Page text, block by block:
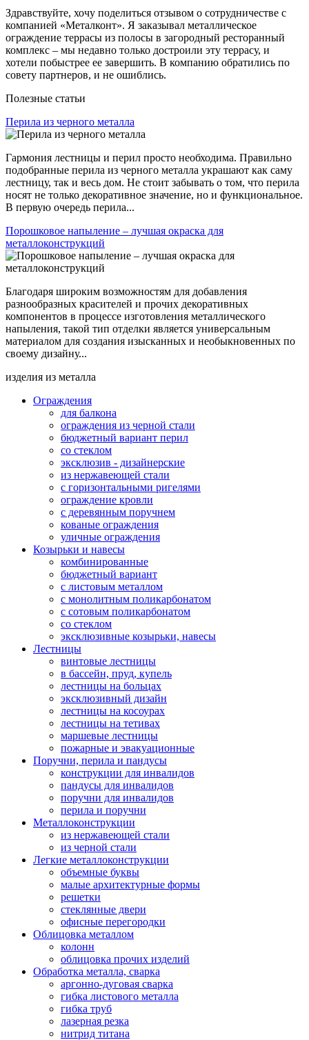
Здравствуйте, хочу поделиться отзывом о сотрудничестве с
компанией «Металконт». Я заказывал металлическое
ограждение террасы из полосы в загородный ресторанный
комплекс – мы недавно только достроили эту террасу, и
хотели побыстрее ее завершить. В компанию обратились по
совету партнеров, и не ошиблись.
Полезные статьи
Перила из черного металла
Гармония лестницы и перил просто необходима. Правильно
подобранные перила из черного металла украшают как саму
лестницу, так и весь дом. Не стоит забывать о том, что перила
носят не только декоративное значение, но и функциональное.
В первую очередь перила...
Порошковое напыление – лучшая окраска для
металлоконструкций
Благодаря широким возможностям для добавления
разнообразных красителей и прочих декоративных
компонентов в процессе изготовления металлического
напыления, такой тип отделки является универсальным
материалом для создания изысканных и необыкновенных по
своему дизайну...
изделия из металла
Ограждения
для балкона
ограждения из черной стали
бюджетный вариант перил
со стеклом
эксклюзив - дизайнерские
из нержавеющей стали
с горизонтальными ригелями
ограждение кровли
с деревянным поручнем
кованые ограждения
уличные ограждения
Козырьки и навесы
комбинированные
бюджетный вариант
с листовым металлом
с монолитным поликарбонатом
с сотовым поликарбонатом
со стеклом
эксклюзивные козырьки, навесы
Лестницы
винтовые лестницы
в бассейн, пруд, купель
лестницы на больцах
эксклюзивный дизайн
лестницы на косоурах
лестницы на тетивах
маршевые лестницы
пожарные и эвакуационные
Поручни, перила и пандусы
конструкции для инвалидов
пандусы для инвалидов
поручни для инвалидов
перила и поручни
Металлоконструкции
из нержавеющей стали
из черной стали
Легкие металлоконструкции
объемные буквы
малые архитектурные формы
решетки
стеклянные двери
офисные перегородки
Облицовка металлом
колонн
облицовка прочих изделий
Обработка металла, сварка
аргонно-дуговая сварка
гибка листового металла
гибка труб
лазерная резка
нитрид титана